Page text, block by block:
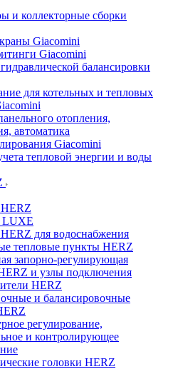
и коллекторные сборки
Giacomini
Giacomini
балансировки
для котельных и тепловых
отопления,
автоматика
Giacomini
тепловой энергии и воды
LUXE
для водоснабжения
тепловые пункты HERZ
запорно-регулирующая
и узлы подключения
HERZ
и балансировочные
регулирование,
и контролирующее
головки HERZ